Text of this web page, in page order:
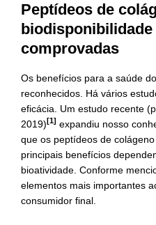
Peptídeos de
comprovadas
Os benefícios para a saúde
reconhecidos. Há vários
eficácia. Um estudo recente
2019) [1] expandiu nosso
que os peptídeos de
principais benefícios
bioatividade. Conforme
elementos mais importantes
consumidor final.